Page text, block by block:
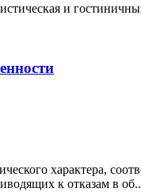
и
характера,
к отказам в